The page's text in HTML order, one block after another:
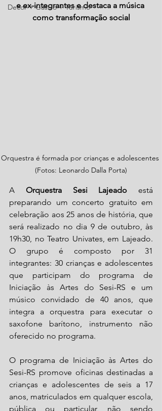
Decor + Gastro + Turismo
e ex-integrantes e destaca a música
como transformação social
Orquestra é formada por crianças e adolescentes
(Fotos: Leonardo Dalla Porta)
A Orquestra Sesi Lajeado está
preparando um concerto gratuito em
celebração aos 25 anos de história, que
será realizado no dia 9 de outubro, às
19h30, no Teatro Univates, em Lajeado.
O grupo é composto por 31
integrantes: 30 crianças e adolescentes
que participam do programa de
Iniciação às Artes do Sesi-RS e um
músico convidado de 40 anos, que
integra a orquestra para executar o
saxofone barítono, instrumento não
oferecido no programa.
O programa de Iniciação às Artes do
Sesi-RS promove oficinas destinadas a
crianças e adolescentes de seis a 17
anos, matriculados em qualquer escola,
pública ou particular, não sendo